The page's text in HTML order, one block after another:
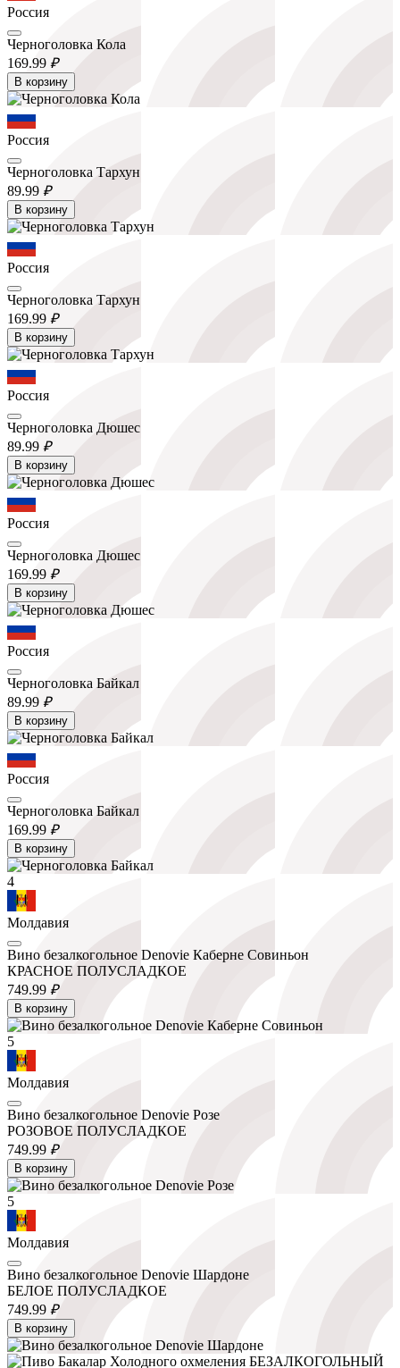
Россия
Черноголовка Кола
169.99 ₽
В корзину
Россия
Черноголовка Тархун
89.99 ₽
В корзину
Россия
Черноголовка Тархун
169.99 ₽
В корзину
Россия
Черноголовка Дюшес
89.99 ₽
В корзину
Россия
Черноголовка Дюшес
169.99 ₽
В корзину
Россия
Черноголовка Байкал
89.99 ₽
В корзину
Россия
Черноголовка Байкал
169.99 ₽
В корзину
4
Молдавия
Вино безалкогольное Denovie Каберне Совиньон
КРАСНОЕ ПОЛУСЛАДКОЕ
749.99 ₽
В корзину
5
Молдавия
Вино безалкогольное Denovie Розе
РОЗОВОЕ ПОЛУСЛАДКОЕ
749.99 ₽
В корзину
5
Молдавия
Вино безалкогольное Denovie Шардоне
БЕЛОЕ ПОЛУСЛАДКОЕ
749.99 ₽
В корзину